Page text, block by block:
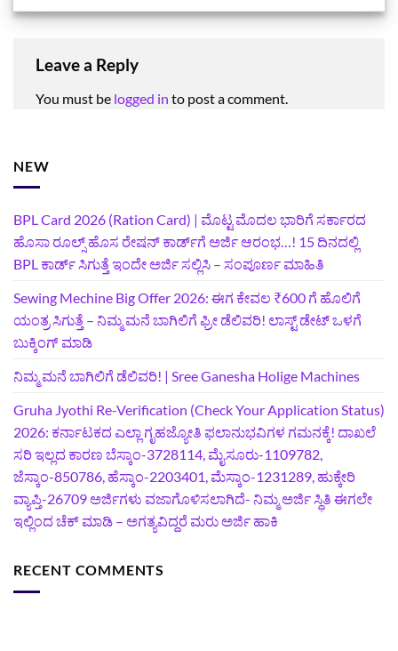
Leave a Reply
You must be logged in to post a comment.
NEW
BPL Card 2026 (Ration Card) | ಮೊಟ್ಟ ಮೊದಲ ಭಾರಿಗೆ ಸರ್ಕಾರದ
ಹೊಸಾ ರೂಲ್ಸ್ ಹೊಸ ರೇಷನ್ ಕಾರ್ಡ್‌ಗೆ ಅರ್ಜಿ ಆರಂಭ…! 15 ದಿನದಲ್ಲಿ
BPL ಕಾರ್ಡ್ ಸಿಗುತ್ತೆ ಇಂದೇ ಅರ್ಜಿ ಸಲ್ಲಿಸಿ – ಸಂಪೂರ್ಣ ಮಾಹಿತಿ
Sewing Mechine Big Offer 2026: ಈಗ ಕೇವಲ ₹600 ಗೆ ಹೊಲಿಗೆ
ಯಂತ್ರ ಸಿಗುತ್ತೆ – ನಿಮ್ಮ ಮನೆ ಬಾಗಿಲಿಗೆ‍ ಫ್ರೀ ಡೆಲಿವರಿ! ಲಾಸ್ಟ್‌ ಡೇಟ್‌ ಒಳಗೆ
ಬುಕ್ಕಿಂಗ್‌ ಮಾಡಿ
ನಿಮ್ಮ ಮನೆ ಬಾಗಿಲಿಗೆ ಡೆಲಿವರಿ! | Sree Ganesha Holige Machines
Gruha Jyothi Re-Verification (Check Your Application Status)
2026: ಕರ್ನಾಟಕದ ಎಲ್ಲಾ ಗೃಹಜ್ಯೋತಿ ಫಲಾನುಭವಿಗಳ ಗಮನಕ್ಕೆ! ದಾಖಲೆ
ಸರಿ ಇಲ್ಲದ ಕಾರಣ ಬೆಸ್ಕಾಂ-3728114, ಮೈಸೂರು-1109782,
ಜೆಸ್ಕಾಂ-850786, ಹೆಸ್ಕಾಂ-2203401, ಮೆಸ್ಕಾಂ-1231289, ಹುಕ್ಕೇರಿ
ವ್ಯಾಪ್ತಿ-26709 ಅರ್ಜಿಗಳು ವಜಾಗೊಳಿಸಲಾಗಿದೆ- ನಿಮ್ಮ ಅರ್ಜಿ ಸ್ಥಿತಿ ಈಗಲೇ
ಇಲ್ಲಿಂದ ಚೆಕ್ ಮಾಡಿ – ಅಗತ್ಯವಿದ್ದರೆ ಮರು ಅರ್ಜಿ ಹಾಕಿ
RECENT COMMENTS